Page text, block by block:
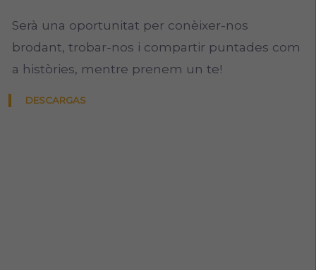
Serà una oportunitat per conèixer-nos
brodant, trobar-nos i compartir puntades com
a històries, mentre prenem un te!
DESCARGAS